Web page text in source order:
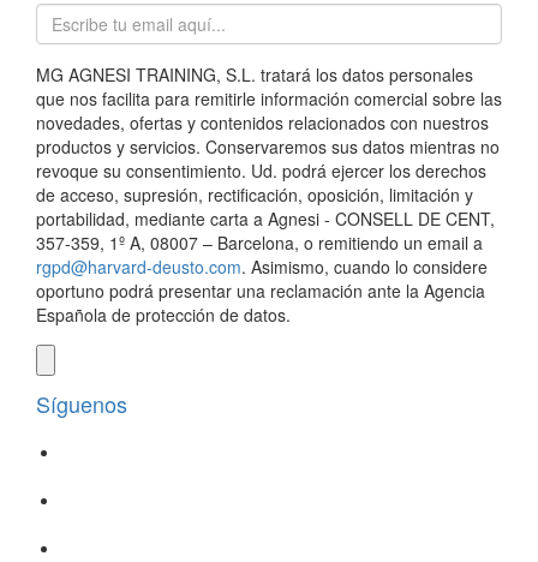
MG AGNESI TRAINING, S.L. tratará los datos personales
que nos facilita para remitirle información comercial sobre las
novedades, ofertas y contenidos relacionados con nuestros
productos y servicios. Conservaremos sus datos mientras no
revoque su consentimiento. Ud. podrá ejercer los derechos
de acceso, supresión, rectificación, oposición, limitación y
portabilidad, mediante carta a Agnesi - CONSELL DE CENT,
357-359, 1º A, 08007 – Barcelona, o remitiendo un email a
rgpd@harvard-deusto.com. Asimismo, cuando lo considere
oportuno podrá presentar una reclamación ante la Agencia
Española de protección de datos.
Síguenos